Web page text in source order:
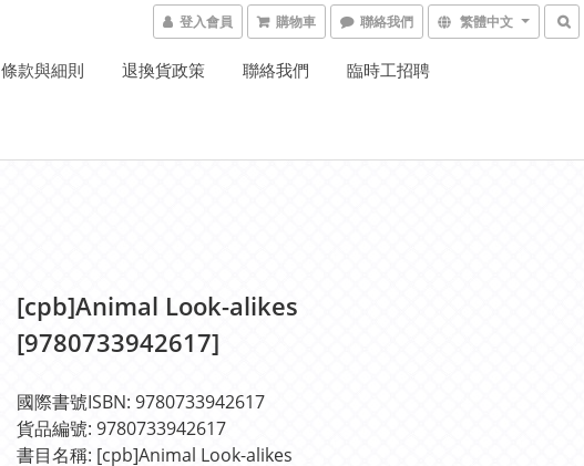
登入會員 購物車 聯絡我們 繁體中文
條款與細則 退換貨政策 聯絡我們
臨時工招聘
[cpb]Animal Look-alikes
[9780733942617]
國際書號ISBN: 9780733942617
貨品編號: 9780733942617
書目名稱: [cpb]Animal Look-alikes